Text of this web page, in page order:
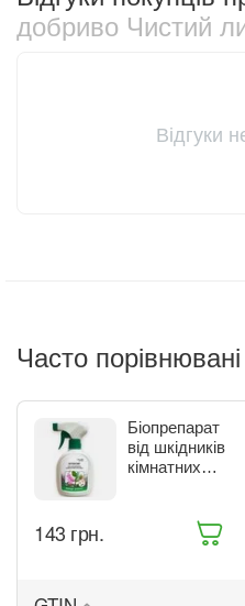
добриво Чистий
Відгуки
Часто
Біопрепарат
від шкідників
кімнатних
спрей 300 мл
‍143‍ грн.